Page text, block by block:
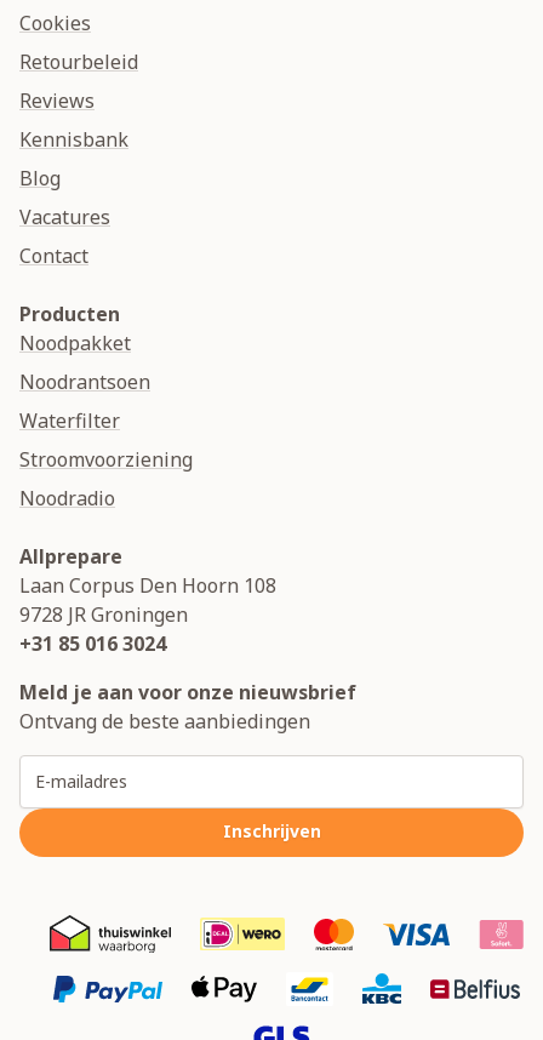
Cookies
Retourbeleid
Reviews
Kennisbank
Blog
Vacatures
Contact
Producten
Noodpakket
Noodrantsoen
Waterfilter
Stroomvoorziening
Noodradio
Allprepare
Laan Corpus Den Hoorn 108
9728 JRGroningen
+31 85 016 3024
Meld je aan voor onze nieuwsbrief
Ontvang de beste aanbiedingen
Inschrijven